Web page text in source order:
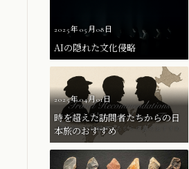
2025年05月08日
AIの隠れた文化侵略
2025年04月01日
時を超えた訪問者たちからの日
本旅のおすすめ